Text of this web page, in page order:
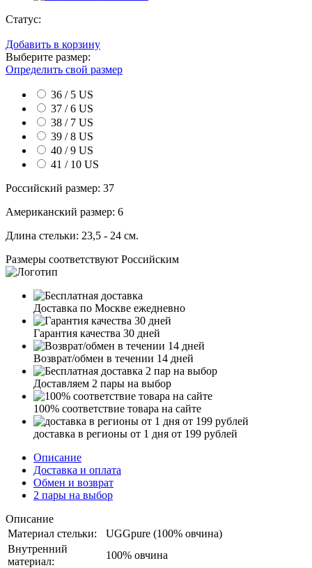
Статус:
Добавить в корзину
Выберите размер:
Определить свой размер
36 / 5 US
37 / 6 US
38 / 7 US
39 / 8 US
40 / 9 US
41 / 10 US
Российский размер: 37
Американский размер: 6
Длина стельки: 23,5 - 24 см.
Размеры соответствуют Российским
Доставка по Москве ежедневно
Гарантия качества 30 дней
Возврат/обмен в течении 14 дней
Доставляем 2 пары на выбор
100% соответствие товара на сайте
доставка в регионы от 1 дня от 199 рублей
Описание
Доставка и оплата
Обмен и возврат
2 пары на выбор
Описание
Материал стельки:
UGGpure (100% овчина)
Внутренний
материал:
100% овчина